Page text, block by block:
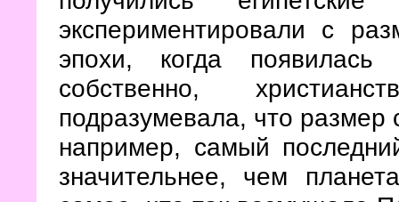
экспериментировали с
эпохи, когда появилась
собственно,
подразумевала, что размер
например, самый
значительнее, чем